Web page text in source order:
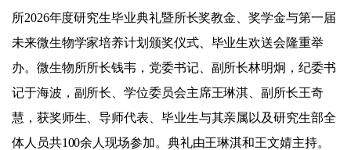
所2026年度研究生毕业典礼暨所长奖教金、奖学金与第一届
未来微生物学家培养计划颁奖仪式、毕业生欢送会隆重举
办。微生物所所长钱韦，党委书记、副所长林明炯，纪委书
记于海波，副所长、学位委员会主席王琳淇、副所长王奇
慧，获奖师生、导师代表、毕业生与其亲属以及研究生部全
体人员共100余人现场参加。典礼由王琳淇和王文婧主持。